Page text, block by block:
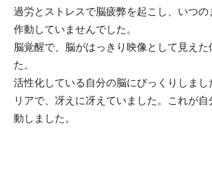
過労とストレスで脳疲弊を起こし、いつの
作動していませんでした。
脳覚醒で、脳がはっきり映像として見えた
た。
活性化している自分の脳にびっくりしまし
リアで、冴えに冴えていました。これが
動しました。